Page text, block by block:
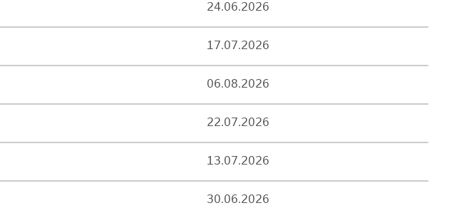
24.06.2026
17.07.2026
06.08.2026
22.07.2026
13.07.2026
30.06.2026